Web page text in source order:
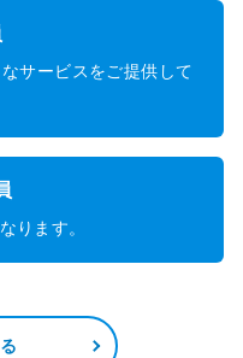
サービスをご提供して
ります。